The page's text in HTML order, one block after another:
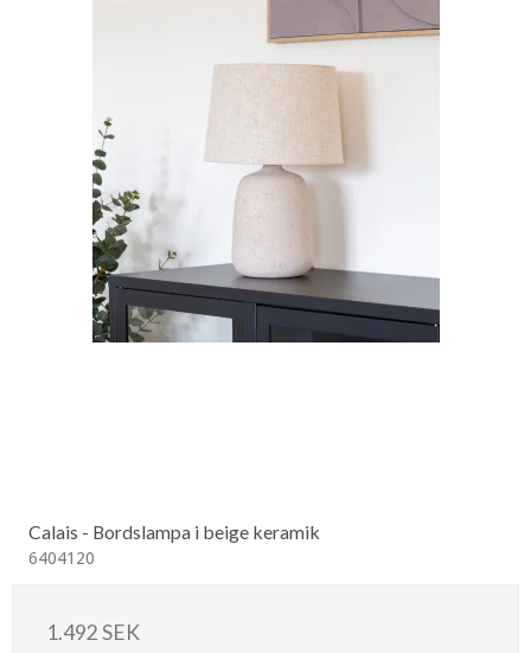
Calais - Bordslampa i beige keramik
6404120
1.492 SEK